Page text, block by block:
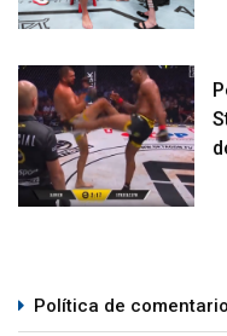
Política de